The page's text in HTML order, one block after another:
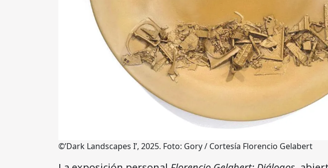
©’Dark Landscapes I’, 2025. Foto: Gory / Cortesía Florencio Gelabert